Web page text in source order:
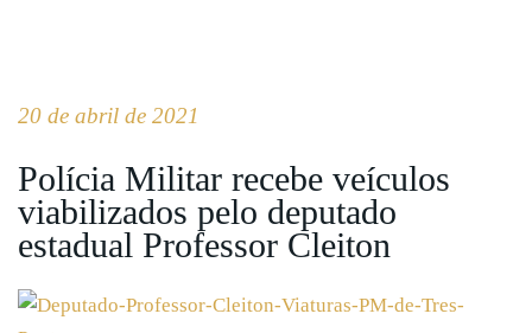
20 de abril de 2021
Polícia Militar recebe veículos
viabilizados pelo deputado
estadual Professor Cleiton